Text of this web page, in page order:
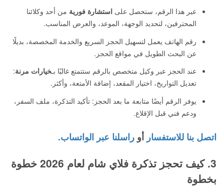
عبر هذا الرقم، ستحصل على استشارة فورية من أحد وكلائنا
المحترفين، لتحديد الوجهة، الموعد، والعرض المناسب.
رقم الهاتف يعمل لتسهيل الحجز السريع والخدمة المخصصة، بديلًا
عن البحث الطويل في مواقع الحجز.
عند الحجز عبر وكيل متخصص بالرقم ستتمتع غالبًا بـخيارات مرنة:
تعديل التواريخ، اختيار المقعد، إضافة الأمتعة، وأكثر.
يوفر الرقم أيضًا متابعة ما بعد الحجز: تأكيد التذكرة، ملف السفر،
ودعم فني قبل الإقلاع.
اتصل بنا للاستفسار أو راسلنا عبر الواتساب.
3. كيف تحجز تذكرة فلاي شام لعام 2026 خطوة
بخطوة